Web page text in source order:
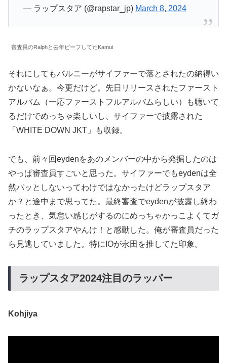
— ラップスタア (@rapstar_jp) March 8, 2024
審査員のRalphと去年ビーフしてたKamui
それにしてもバルニーがサイファーで落とされたの納得い
かないなぁ。今更だけど。先日リリースされたファースト
アルバム（一応ファーストフルアルバムらしい）も聴いて
るだけでめっちゃ楽しいし、サイファーで披露された
「WHITE DOWN JKT」も収録。
でも、前々回eydenをあのメンバーの中から発掘したのは
やっぱ審査員すごいと思った。サイファーでもeydenは全
然パッとしないってわけではなかったけどラップスタア
か？と途中まで思ってた。最終審査でeydenが披露し終わ
ったとき、気怠い感じがするのにめっちゃかっこよくてガ
チのラップスタアやんけ！と感動した。俺が審査員だった
ら見逃していました。特にIOが永田を推してた印象。
ラップスタア2024注目のラッパー
Kohjiya